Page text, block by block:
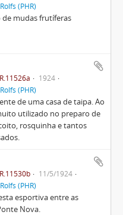
(PHR)
de mudas frutíferas
1924
(PHR)
de uma casa de taipa. Ao
utilizado no preparo de
rosquinha e tantos
11/5/1924
(PHR)
esportiva entre as
Nova.